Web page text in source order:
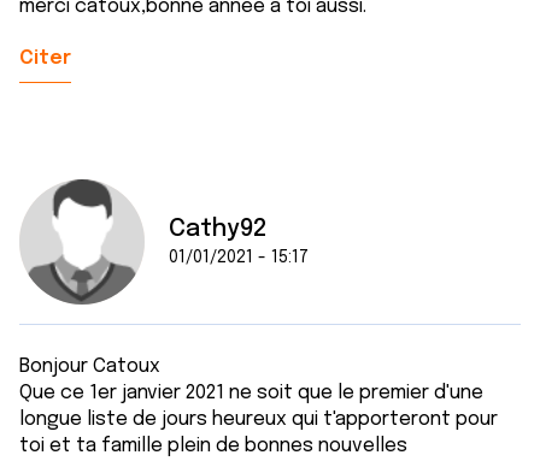
merci catoux,bonne année a toi aussi.
Citer
Cathy92
01/01/2021 - 15:17
Bonjour Catoux
Que ce 1er janvier 2021 ne soit que le premier d'une
longue liste de jours heureux qui t'apporteront pour
toi et ta famille plein de bonnes nouvelles